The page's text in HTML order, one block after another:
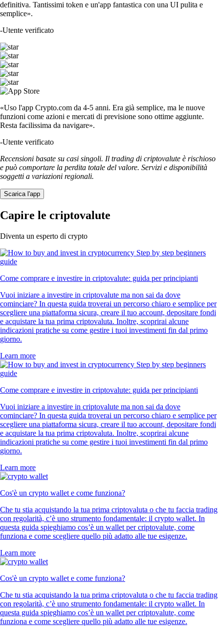
definitiva. Tantissimi token e un'app fantastica con una UI pulita e
semplice».
-Utente verificato
«Uso l'app Crypto.com da 4-5 anni. Era già semplice, ma le nuove
funzioni come azioni e mercati di previsione sono ottime aggiunte.
Resta facilissima da navigare».
-Utente verificato
Recensioni basate su casi singoli. Il trading di criptovalute è rischioso
e può comportare la perdita totale del valore. Servizi e disponibilità
soggetti a variazioni regionali.
Scarica l'app
Capire le criptovalute
Diventa un esperto di crypto
Come comprare e investire in criptovalute: guida per principianti
Vuoi iniziare a investire in criptovalute ma non sai da dove
cominciare? In questa guida troverai un percorso chiaro e semplice per
scegliere una piattaforma sicura, creare il tuo account, depositare fondi
e acquistare la tua prima criptovaluta. Inoltre, scoprirai alcune
indicazioni pratiche su come gestire i tuoi investimenti fin dal primo
giorno.
Learn more
Come comprare e investire in criptovalute: guida per principianti
Vuoi iniziare a investire in criptovalute ma non sai da dove
cominciare? In questa guida troverai un percorso chiaro e semplice per
scegliere una piattaforma sicura, creare il tuo account, depositare fondi
e acquistare la tua prima criptovaluta. Inoltre, scoprirai alcune
indicazioni pratiche su come gestire i tuoi investimenti fin dal primo
giorno.
Learn more
Cos'è un crypto wallet e come funziona?
Che tu stia acquistando la tua prima criptovaluta o che tu faccia trading
con regolarità, c’è uno strumento fondamentale: il crypto wallet. In
questa guida spieghiamo cos’è un wallet per criptovalute, come
funziona e come scegliere quello più adatto alle tue esigenze.
Learn more
Cos'è un crypto wallet e come funziona?
Che tu stia acquistando la tua prima criptovaluta o che tu faccia trading
con regolarità, c’è uno strumento fondamentale: il crypto wallet. In
questa guida spieghiamo cos’è un wallet per criptovalute, come
funziona e come scegliere quello più adatto alle tue esigenze.